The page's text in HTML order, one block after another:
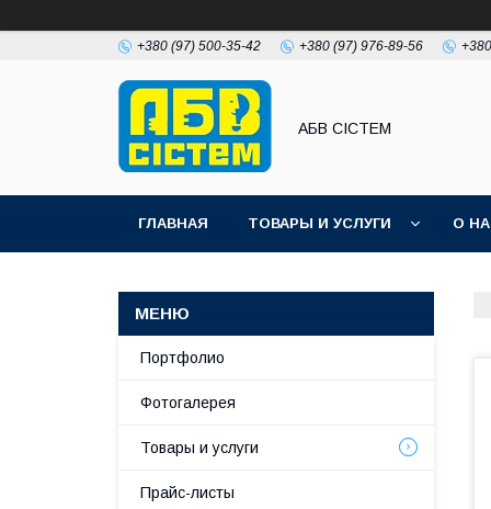
+380 (97) 500-35-42 +380 (97) 976-89-56
АБВ СІСТЕМ
ГЛАВНАЯ ТОВАРЫ И УСЛУГИ О
Портфолио
Фотогалерея
Товары и услуги
Прайс-листы